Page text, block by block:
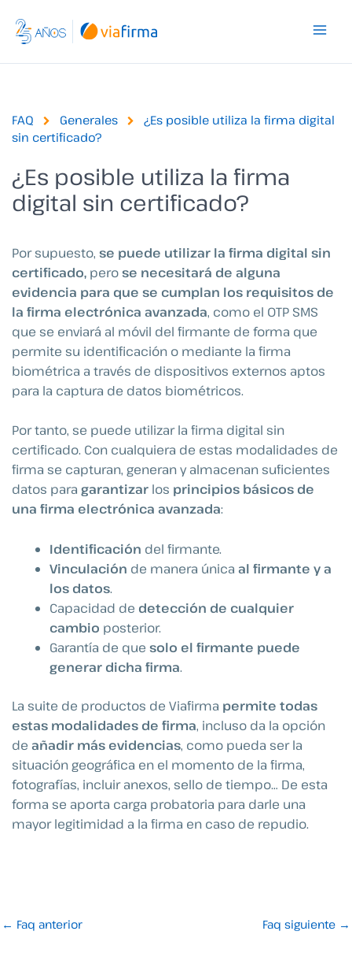
contenido
FAQ Generales
¿Es posible utiliza la firma digital
sin certificado?
¿Es posible utiliza la firma
digital sin certificado?
Por supuesto, se puede utilizar la firma digital sin
certificado, perose necesitará de alguna
evidencia para que se cumplan los requisitos de
la firma electrónica avanzada, como el OTP SMS
que se enviará al móvil del firmante de forma que
permite su identificación o mediante la firma
biométrica a través de dispositivos externos aptos
para la captura de datos biométricos.
Por tanto, se puede utilizar la firma digital sin
certificado. Con cualquiera de estas modalidades de
firma se capturan, generan y almacenan suficientes
datos para garantizar los principios básicos de
una firma electrónica avanzada:
Identificación del firmante.
Vinculación de manera única al firmante y a
los datos.
Capacidad de detección de cualquier
cambio posterior.
Garantía de que solo el firmante puede
generar dicha firma.
La suite de productos de Viafirma permite todas
estas modalidades de firma, incluso da la opción
de añadir más evidencias, como pueda ser la
situación geográfica en el momento de la firma,
fotografías, incluir anexos, sello de tiempo… De esta
forma se aporta carga probatoria para darle una
mayor legitimidad a la firma en caso de repudio.
← Faq anterior Faq siguiente →